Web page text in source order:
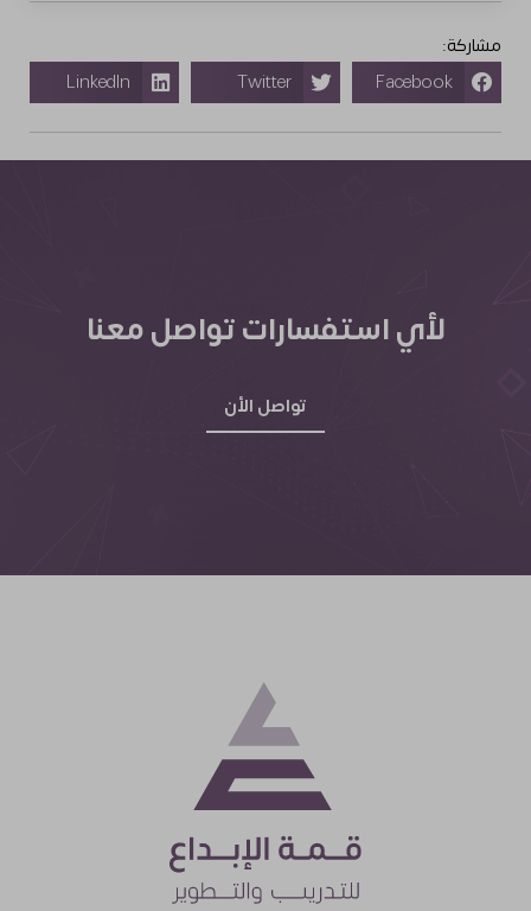
مشاركة:
Facebook
Twitter
LinkedIn
لأي استفسارات تواصل معنا
تواصل الأن